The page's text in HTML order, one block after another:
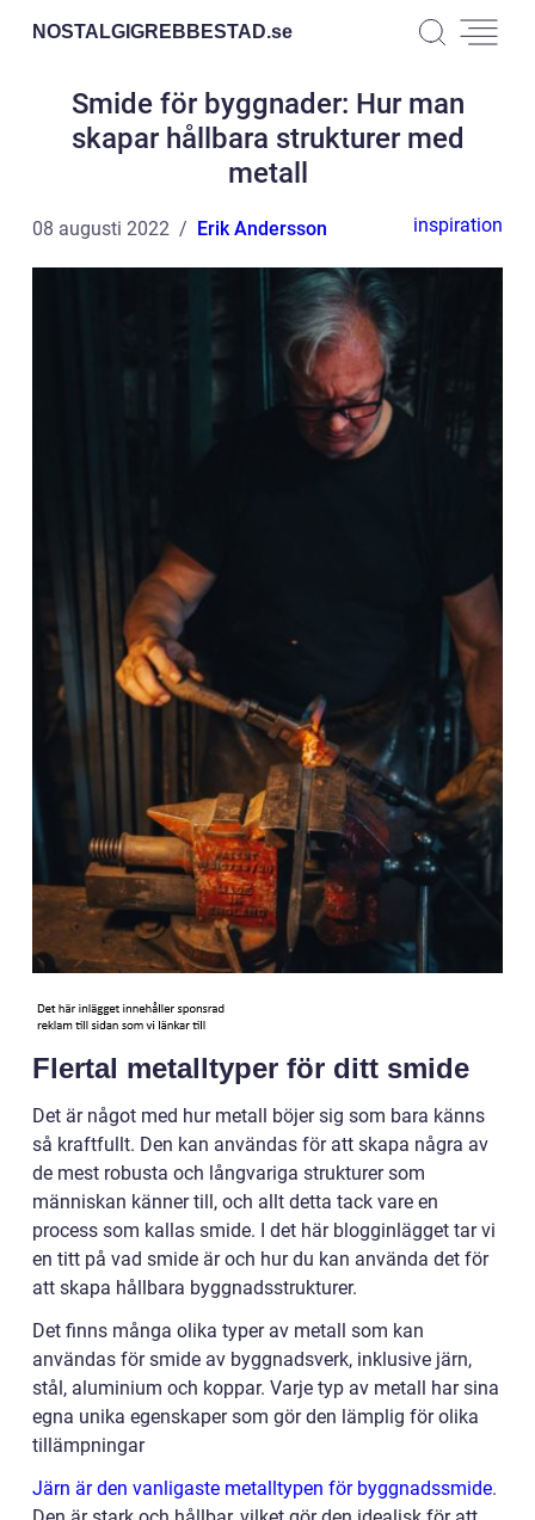
NOSTALGIGREBBESTAD.se
Smide för byggnader: Hur man
skapar hållbara strukturer med
metall
08 augusti 2022 Erik Andersson inspiration
Flertal metalltyper för ditt smide
Det är något med hur metall böjer sig som bara känns
så kraftfullt. Den kan användas för att skapa några av
de mest robusta och långvariga strukturer som
människan känner till, och allt detta tack vare en
process som kallas smide. I det här blogginlägget tar vi
en titt på vad smide är och hur du kan använda det för
att skapa hållbara byggnadsstrukturer.
Det finns många olika typer av metall som kan
användas för smide av byggnadsverk, inklusive järn,
stål, aluminium och koppar. Varje typ av metall har sina
egna unika egenskaper som gör den lämplig för olika
tillämpningar
Järn är den vanligaste metalltypen för byggnadssmide.